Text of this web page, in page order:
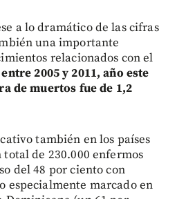
a lo dramático de las cifras
una importante
relacionados con el
2005 y 2011, año este
de muertos fue de 1,2
también en los países
de 230.000 enfermos
del 48 por ciento con
especialmente marcado en